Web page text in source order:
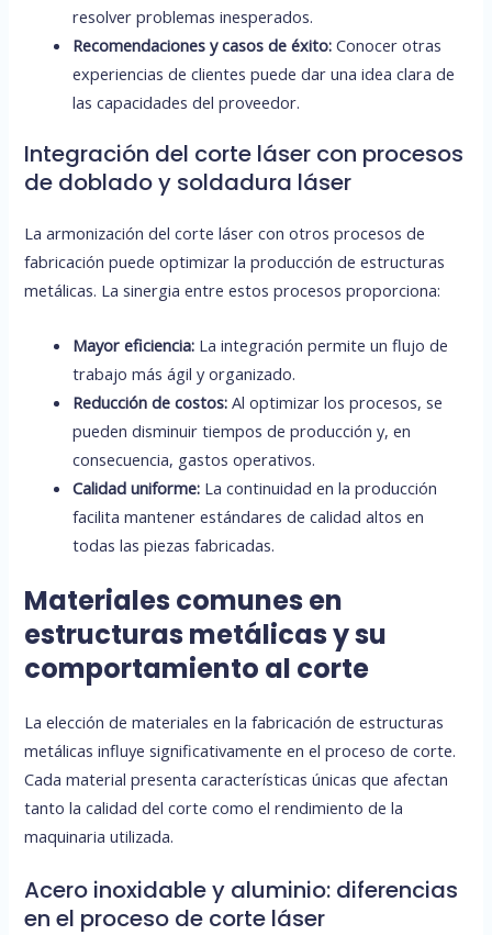
resolver problemas inesperados.
Recomendaciones y casos de éxito: Conocer otras
experiencias de clientes puede dar una idea clara de
las capacidades del proveedor.
Integración del corte láser con procesos
de doblado y soldadura láser
La armonización del corte láser con otros procesos de
fabricación puede optimizar la producción de estructuras
metálicas. La sinergia entre estos procesos proporciona:
Mayor eficiencia: La integración permite un flujo de
trabajo más ágil y organizado.
Reducción de costos: Al optimizar los procesos, se
pueden disminuir tiempos de producción y, en
consecuencia, gastos operativos.
Calidad uniforme: La continuidad en la producción
facilita mantener estándares de calidad altos en
todas las piezas fabricadas.
Materiales comunes en
estructuras metálicas y su
comportamiento al corte
La elección de materiales en la fabricación de estructuras
metálicas influye significativamente en el proceso de corte.
Cada material presenta características únicas que afectan
tanto la calidad del corte como el rendimiento de la
maquinaria utilizada.
Acero inoxidable y aluminio: diferencias
en el proceso de corte láser